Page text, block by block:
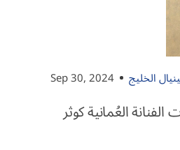
الخليج Sep 30, 2024
العُمانية كوثر